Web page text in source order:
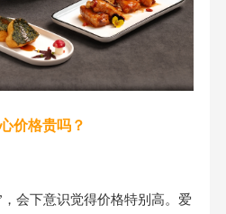
价格贵吗？
会下意识觉得价格特别高。爱